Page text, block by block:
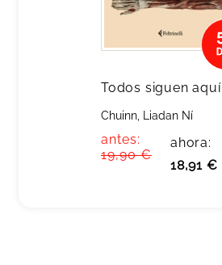
Todos siguen aquí
Chuinn, Liadan Ní
antes:
19,90 €
ahora:
18,91 €